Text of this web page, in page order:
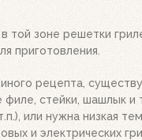
зоне решетки
приготовления.
рецепта,
стейки, шашлык
или нужна низкая
и электрических